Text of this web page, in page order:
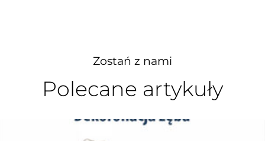
Zostań z nami
Polecane artykuły